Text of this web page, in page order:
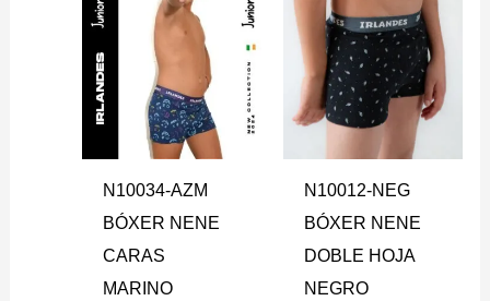
N10034-AZM
BÓXER NENE
CARAS
MARINO
tiene
múltiples
variantes.
Las
opciones
se
pueden
N10012-NEG
BÓXER NENE
DOBLE HOJA
NEGRO
tiene
múltiples
variantes.
Las
opciones
se
pueden
elegir